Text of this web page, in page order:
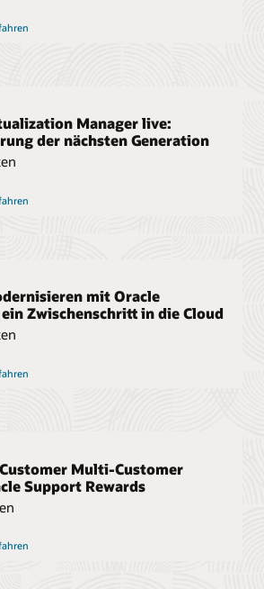
Manager live:
der nächsten Generation
mit Oracle
Zwischenschritt in die Cloud
Multi-Customer
Support Rewards